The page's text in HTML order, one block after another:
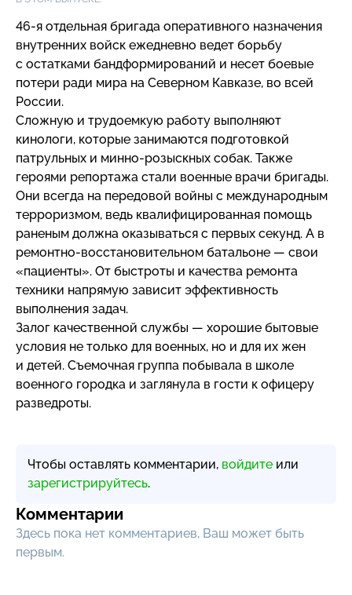
46-я отдельная бригада оперативного назначения
внутренних войск ежедневно ведет борьбу
с остатками бандформирований и несет боевые
потери ради мира на Северном Кавказе, во всей
России.
Сложную и трудоемкую работу выполняют
кинологи, которые занимаются подготовкой
патрульных и минно-розыскных собак. Также
героями репортажа стали военные врачи бригады.
Они всегда на передовой войны с международным
терроризмом, ведь квалифицированная помощь
раненым должна оказываться с первых секунд. А в
ремонтно-восстановительном батальоне — свои
«пациенты». От быстроты и качества ремонта
техники напрямую зависит эффективность
выполнения задач.
Залог качественной службы — хорошие бытовые
условия не только для военных, но и для их жен
и детей. Съемочная группа побывала в школе
военного городка и заглянула в гости к офицеру
разведроты.
Чтобы оставлять комментарии, войдите или
зарегистрируйтесь.
Комментарии
Здесь пока нет комментариев, Ваш может быть
первым.